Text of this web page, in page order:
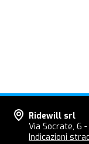
Ridewill srl
Via Socrate, 6
Indicazioni